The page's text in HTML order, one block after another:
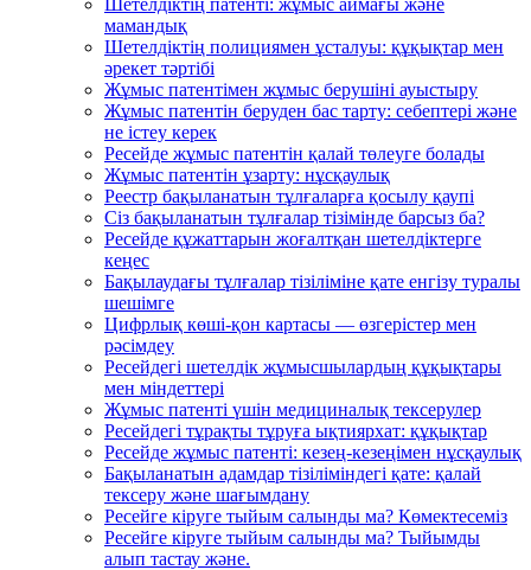
Шетелдіктің патенті: жұмыс аймағы және
мамандық
Шетелдіктің полициямен ұсталуы: құқықтар мен
әрекет тәртібі
Жұмыс патентімен жұмыс берушіні ауыстыру
Жұмыс патентін беруден бас тарту: себептері және
не істеу керек
Ресейде жұмыс патентін қалай төлеуге болады
Жұмыс патентін ұзарту: нұсқаулық
Реестр бақыланатын тұлғаларға қосылу қаупі
Сіз бақыланатын тұлғалар тізімінде барсыз ба?
Ресейде құжаттарын жоғалтқан шетелдіктерге
кеңес
Бақылаудағы тұлғалар тізіліміне қате енгізу туралы
шешімге
Цифрлық көші-қон картасы — өзгерістер мен
рәсімдеу
Ресейдегі шетелдік жұмысшылардың құқықтары
мен міндеттері
Жұмыс патенті үшін медициналық тексерулер
Ресейдегі тұрақты тұруға ықтиярхат: құқықтар
Ресейде жұмыс патенті: кезең-кезеңімен нұсқаулық
Бақыланатын адамдар тізіліміндегі қате: қалай
тексеру және шағымдану
Ресейге кіруге тыйым салынды ма? Көмектесеміз
Ресейге кіруге тыйым салынды ма? Тыйымды
алып тастау және.